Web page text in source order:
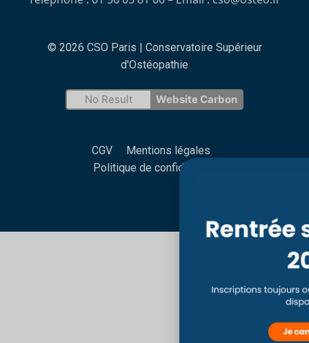
© 2026 CSO Paris | Conservatoire Supérieur
d'Ostéopathie
No Result Website Carbon
CGV
Mentions légales
Politique de confidentialité